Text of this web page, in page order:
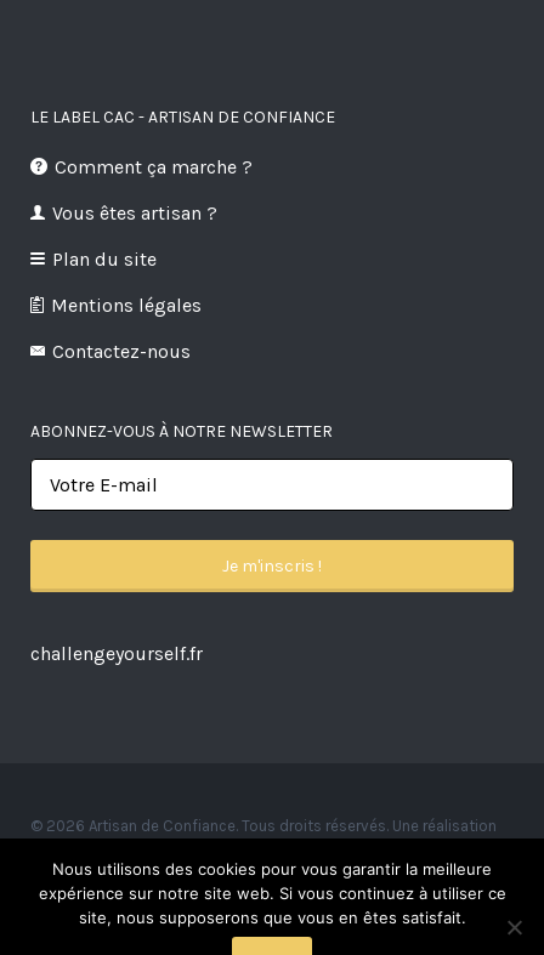
LE LABEL CAC - ARTISAN DE CONFIANCE
Comment ça marche ?
Vous êtes artisan ?
Plan du site
Mentions légales
Contactez-nous
ABONNEZ-VOUS À NOTRE NEWSLETTER
challengeyourself.fr
© 2026 Artisan de Confiance. Tous droits réservés. Une réalisation
Nous utilisons des cookies pour vous garantir la meilleure
expérience sur notre site web. Si vous continuez à utiliser ce
site, nous supposerons que vous en êtes satisfait.